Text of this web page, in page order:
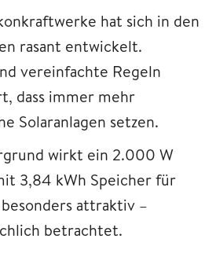
hat sich in den
rasant entwickelt.
vereinfachte Regeln
dass immer mehr
Solaranlagen setzen.
wirkt ein 2.000 W
3,84 kWh Speicher für
attraktiv –
betrachtet.